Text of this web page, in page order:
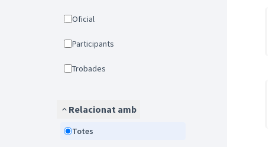
Oficial
Participants
Trobades
Relacionat amb
Totes